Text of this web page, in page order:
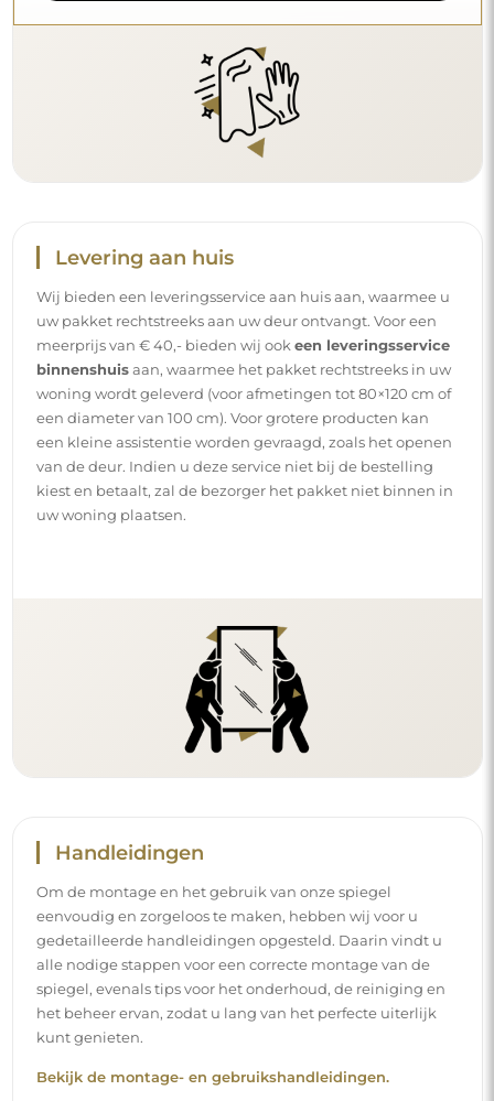
Levering aan huis
Wij bieden een leveringsservice aan huis aan, waarmee u
uw pakket rechtstreeks aan uw deur ontvangt. Voor een
meerprijs van € 40,- bieden wij ook een leveringsservice
binnenshuisaan, waarmee het pakket rechtstreeks in uw
woning wordt geleverd (voor afmetingen tot 80×120 cm of
een diameter van 100 cm). Voor grotere producten kan
een kleine assistentie worden gevraagd, zoals het openen
van de deur. Indien u deze service niet bij de bestelling
kiest en betaalt, zal de bezorger het pakket niet binnen in
uw woning plaatsen.
Handleidingen
Om de montage en het gebruik van onze spiegel
eenvoudig en zorgeloos te maken, hebben wij voor u
gedetailleerde handleidingen opgesteld. Daarin vindt u
alle nodige stappen voor een correcte montage van de
spiegel, evenals tips voor het onderhoud, de reiniging en
het beheer ervan, zodat u lang van het perfecte uiterlijk
kunt genieten.
Bekijk de montage- en gebruikshandleidingen.